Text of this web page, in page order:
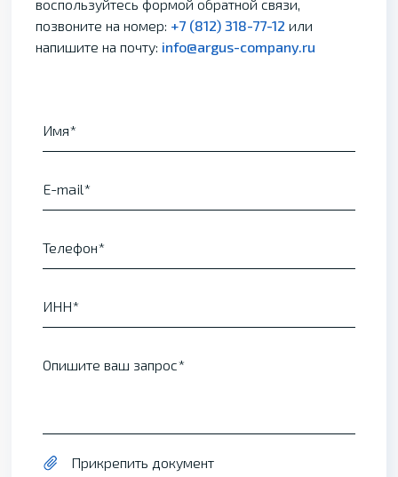
воспользуйтесь формой обратной связи,
позвоните на номер: +7 (812) 318-77-12 или
напишите на почту: info@argus-company.ru
Имя
E-mail
Телефон
ИНН
Опишите ваш запрос
Прикрепить документ